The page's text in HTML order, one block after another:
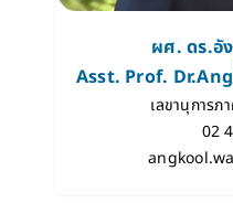
ผศ. ดร.อั
Asst. Prof.
เลขานุการ
02